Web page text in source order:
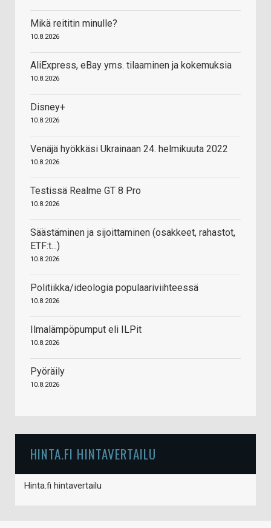
Mikä reititin minulle?
10.8.2026
AliExpress, eBay yms. tilaaminen ja kokemuksia
10.8.2026
Disney+
10.8.2026
Venäjä hyökkäsi Ukrainaan 24. helmikuuta 2022
10.8.2026
Testissä Realme GT 8 Pro
10.8.2026
Säästäminen ja sijoittaminen (osakkeet, rahastot,
ETF:t...)
10.8.2026
Politiikka/ideologia populaariviihteessä
10.8.2026
Ilmalämpöpumput eli ILPit
10.8.2026
Pyöräily
10.8.2026
HINTA.FI HINTAVERTAILU
Hinta.fi hintavertailu